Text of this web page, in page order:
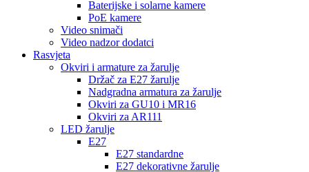
Baterijske i solarne kamere
PoE kamere
Video snimači
Video nadzor dodatci
Rasvjeta
Okviri i armature za žarulje
Držač za E27 žarulje
Nadgradna armatura za žarulje
Okviri za GU10 i MR16
Okviri za AR111
LED žarulje
E27
E27 standardne
E27 dekorativne žarulje